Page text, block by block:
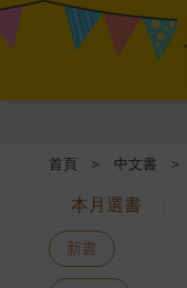
首頁 ＞ 中文書 ＞
本月選書
新書